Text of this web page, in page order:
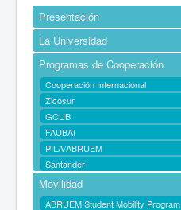
Presentación
La Universidad
Programas de Cooperación
Cooperación Internacional
Zicosur
GCUB
FAUBAI
PILA/ABRUEM
Santander
Movilidad
ABRUEM Student Mobility Program